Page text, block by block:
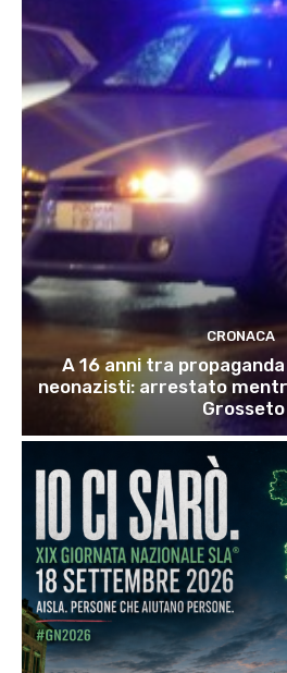
CRONACA
A 16 anni tra
neonazisti: arrestato
Grosseto